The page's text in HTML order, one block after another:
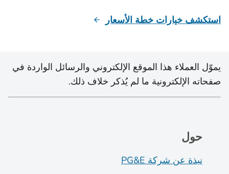
استكشف خيارات خطة الأسعار
يموّل العملاء هذا الموقع الإلكتروني والرسائل الواردة في
صفحاته الإلكترونية ما لم يُذكر خلاف ذلك.
حول
نبذة عن شركة PG&E